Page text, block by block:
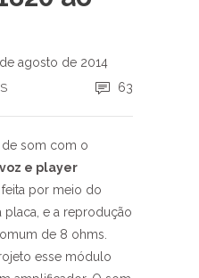
agosto de 2014
63
de som com o
e player
feita por meio do
e a reprodução
de 8 ohms.
esse módulo